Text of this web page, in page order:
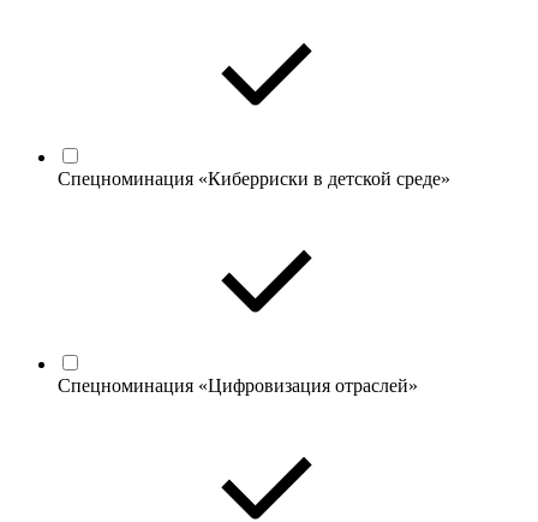
Спецноминация «Киберриски в детской среде»
Спецноминация «Цифровизация отраслей»